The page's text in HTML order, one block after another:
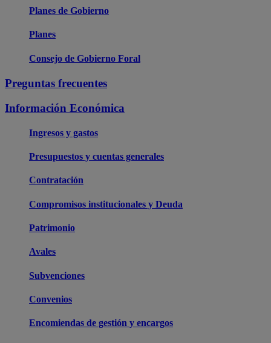
Planes de Gobierno
Planes
Consejo de Gobierno Foral
Preguntas frecuentes
Información Económica
Ingresos y gastos
Presupuestos y cuentas generales
Contratación
Compromisos institucionales y Deuda
Patrimonio
Avales
Subvenciones
Convenios
Encomiendas de gestión y encargos